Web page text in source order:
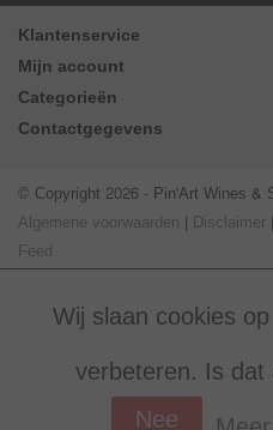
Klantenservice
Mijn account
Categorieën
Contactgegevens
© Copyright 2026 - Pin'Art Wines &
Algemene voorwaarden | Disclaimer |
Feed
Wij slaan cookies
verbeteren. Is
Nee